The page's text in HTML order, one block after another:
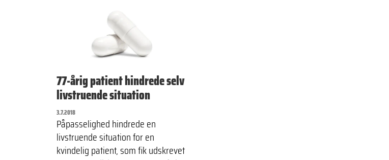
77-årig patient hindrede selv
livstruende situation
3.7.2018
Påpasselighed hindrede en
livstruende situation for en
kvindelig patient, som fik udskrevet